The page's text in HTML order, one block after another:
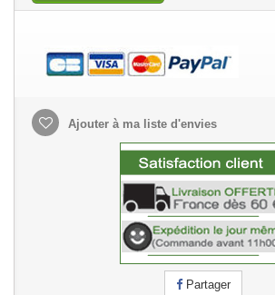
Ajouter à ma liste d'envies
Partager